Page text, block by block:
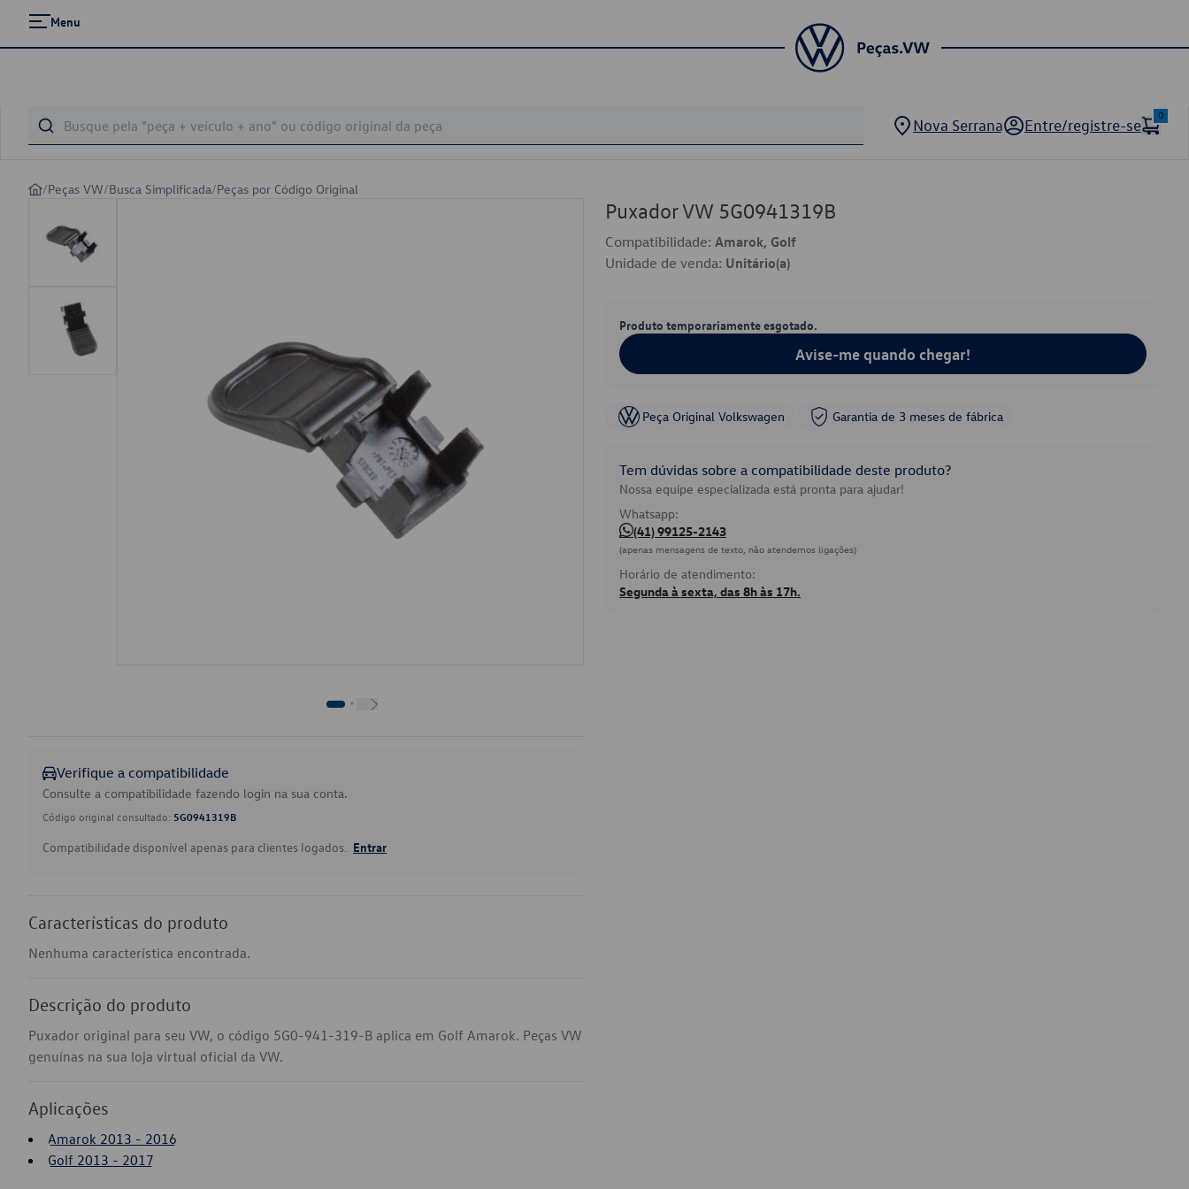
Menu
Nova Serrana Entre/registre-se
0
/Peças VW/Busca Simplificada/Peças por Código Original
Verifique a compatibilidade
Consulte a compatibilidade fazendo login na sua conta.
Código original consultado: 5G0941319B
Compatibilidade disponível apenas para clientes logados. Entrar
Características do produto
Nenhuma característica encontrada.
Descrição do produto
Puxador original para seu VW, o código 5G0-941-319-B aplica em Golf Amarok. Peças VW
genuínas na sua loja virtual oficial da VW.
Aplicações
Amarok 2013 - 2016
Golf 2013 - 2017
Puxador VW 5G0941319B
Compatibilidade: Amarok, Golf
Unidade de venda: Unitário(a)
Produto temporariamente esgotado.
Avise-me quando chegar!
Peça Original Volkswagen Garantia de 3 meses de fábrica
Tem dúvidas sobre a compatibilidade deste produto?
Nossa equipe especializada está pronta para ajudar!
Whatsapp:
(41) 99125-2143
(apenas mensagens de texto, não atendemos ligações)
Horário de atendimento:
Segunda à sexta, das 8h às 17h.